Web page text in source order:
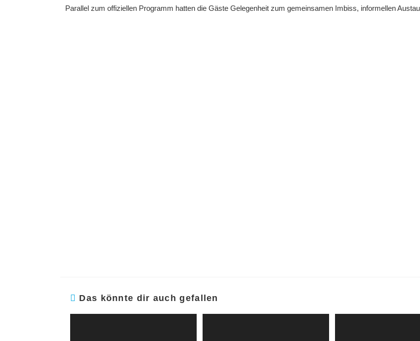
Parallel zum offiziellen Programm hatten die Gäste Gelegenheit zum gemeinsamen Imbiss, informellen
Das könnte dir auch gefallen